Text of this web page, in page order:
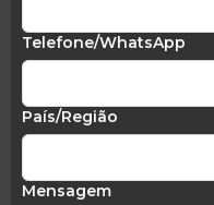
Telefone/WhatsApp
País/Região
Mensagem